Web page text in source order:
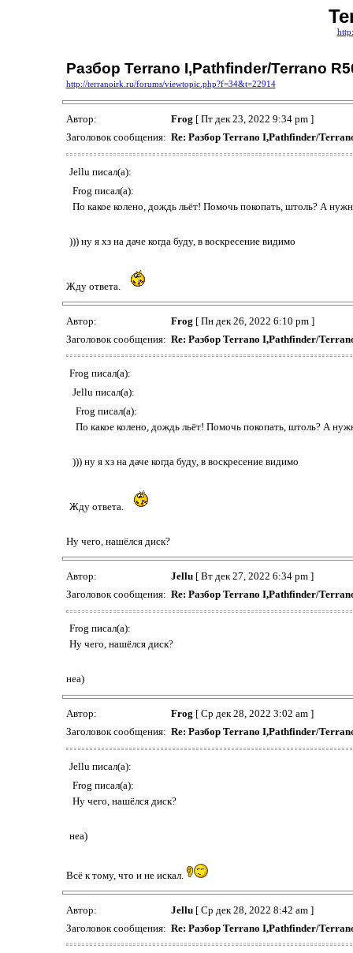
Разбор Terrano I,Pathfinder/Terrano
http://terranoirk.ru/forums/viewtopic.php?f=34&t=22914
Автор: Frog [ Пт дек 23, 2022 9:34 pm ]
Заголовок сообщения: Re: Разбор Terrano I,Pathfinder/
Jellu писал(а):
Frog писал(а):
По какое колено, дождь льёт! Помочь покопать, штоль? А
))) ну я хз на даче когда буду, в воскресение видимо
Жду ответа.
Автор: Frog [ Пн дек 26, 2022 6:10 pm ]
Заголовок сообщения: Re: Разбор Terrano I,Pathfinder/
Frog писал(а):
Jellu писал(а):
Frog писал(а):
По какое колено, дождь льёт! Помочь покопать, штоль? А
))) ну я хз на даче когда буду, в воскресение видимо
Жду ответа.
Ну чего, нашёлся диск?
Автор: Jellu[ Вт дек 27, 2022 6:34 pm ]
Заголовок сообщения: Re: Разбор Terrano I,Pathfinder/
Frog писал(а):
Ну чего, нашёлся диск?
неа)
Автор: Frog [ Ср дек 28, 2022 3:02 am ]
Заголовок сообщения: Re: Разбор Terrano I,Pathfinder/
Jellu писал(а):
Frog писал(а):
Ну чего, нашёлся диск?
неа)
Всё к тому, что и не искал.
Автор: Jellu[ Ср дек 28, 2022 8:42 am ]
Заголовок сообщения: Re: Разбор Terrano I,Pathfinder/